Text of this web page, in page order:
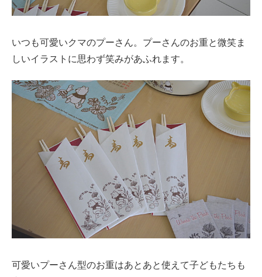
いつも可愛いクマのプーさん。プーさんのお重と微笑ま
しいイラストに思わず笑みがあふれます。
可愛いプーさん型のお重はあとあと使えて子どもたちも